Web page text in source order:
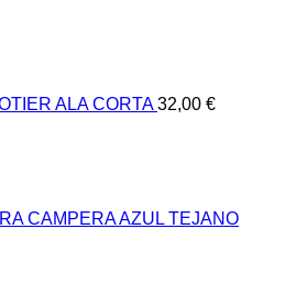
ALA CORTA 32,00 €
CAMPERA AZUL TEJANO